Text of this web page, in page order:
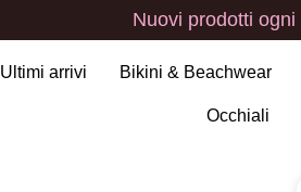
Nuovi prodotti ogni
Ultimi arrivi Bikini & Beachwear
Occhiali